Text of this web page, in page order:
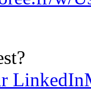
LinkedIn